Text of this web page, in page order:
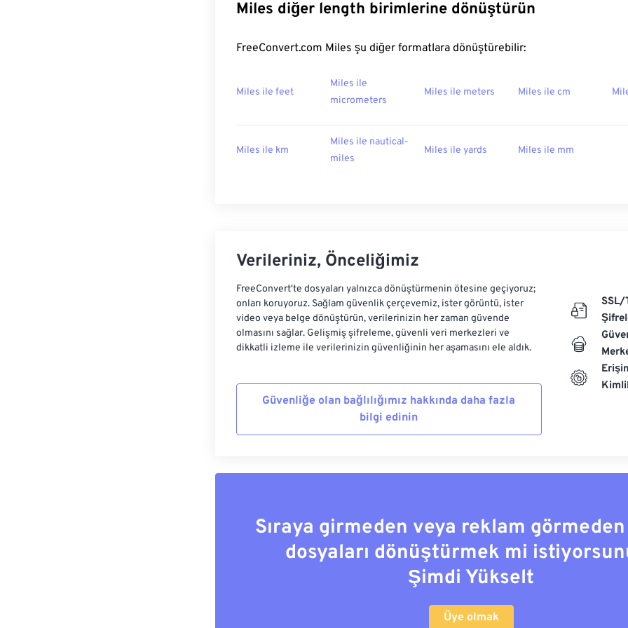
Miles diğer length birimlerine dönüştürün
FreeConvert.com Miles şu diğer formatlara dönüştürebilir:
Miles ile feet
Miles ile
micrometers
Miles ile meters Miles ile cm
Miles ile km
Miles ile nautical-
miles
Miles ile yards Miles ile mm
Verileriniz, Önceliğimiz
FreeConvert'te dosyaları yalnızca dönüştürmenin ötesine geçiyoruz;
onları koruyoruz. Sağlam güvenlik çerçevemiz, ister görüntü, ister
video veya belge dönüştürün, verilerinizin her zaman güvende
olmasını sağlar. Gelişmiş şifreleme, güvenli veri merkezleri ve
dikkatli izleme ile verilerinizin güvenliğinin her aşamasını ele aldık.
Güvenliğe olan bağlılığımız hakkında daha fazla
bilgi edinin
SSL/
Sıraya girmeden veya reklam
dosyaları dönüştürmek mi
Şimdi Yükselt
Üye olmak